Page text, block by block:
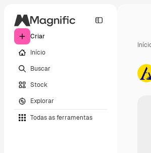
Criar
Início
Buscar
Stock
Explorar
Todas as ferramentas